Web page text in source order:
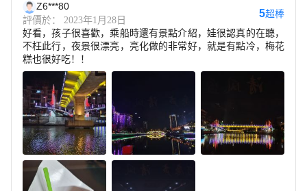
Z6***80
評價於： 2023年1月28日
5超棒
好看，孩子很喜歡，乘船時還有景點介紹，娃很認真的在聽，
不枉此行，夜景很漂亮，亮化做的非常好，就是有點冷，梅花
糕也很好吃！！